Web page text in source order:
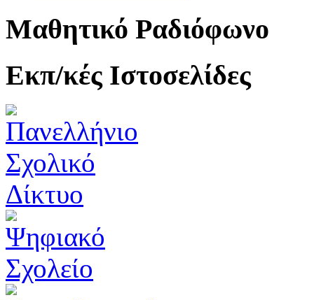
Μαθητικό Ραδιόφωνο
Εκπ/κές Ιστοσελίδες